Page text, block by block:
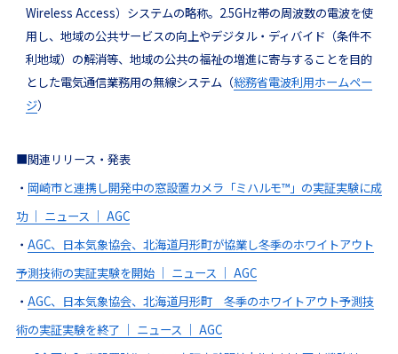
Wireless Access）システムの略称。2.5GHz帯の周波数の電波を使
用し、地域の公共サービスの向上やデジタル・ディバイド（条件不
利地域）の解消等、地域の公共の福祉の増進に寄与することを目的
とした電気通信業務用の無線システム（総務省電波利用ホームペー
ジ）
■関連リリース・発表
・ 岡崎市と連携し開発中の窓設置カメラ「ミハルモ™」の実証実験に成
功 ｜ ニュース ｜ AGC
・ AGC、日本気象協会、北海道月形町が協業し冬季のホワイトアウト
予測技術の実証実験を開始 ｜ ニュース ｜ AGC
・ AGC、日本気象協会、北海道月形町 冬季のホワイトアウト予測技
術の実証実験を終了 ｜ ニュース ｜ AGC